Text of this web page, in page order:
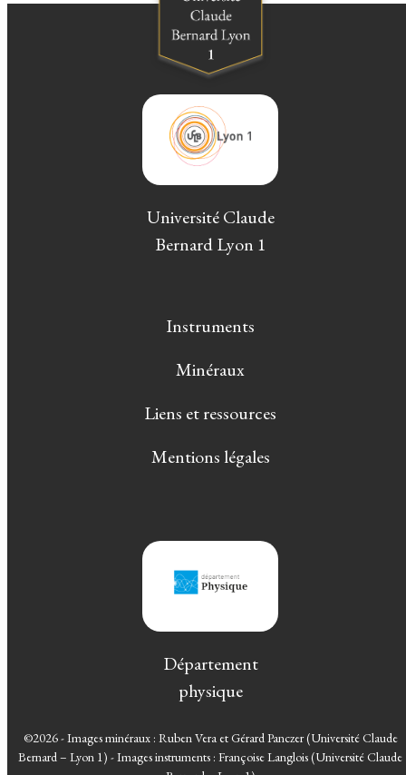
Université Claude
Bernard Lyon 1
Instruments
Minéraux
Liens et ressources
Mentions légales
Département
physique
©2026 - Images minéraux : Ruben Vera et Gérard Panczer (Université Claude
Bernard – Lyon 1) - Images instruments : Françoise Langlois (Université Claude